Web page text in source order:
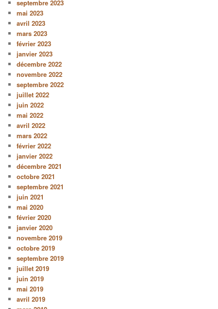
septembre 2023
mai 2023
avril 2023
mars 2023
février 2023
janvier 2023
décembre 2022
novembre 2022
septembre 2022
juillet 2022
juin 2022
mai 2022
avril 2022
mars 2022
février 2022
janvier 2022
décembre 2021
octobre 2021
septembre 2021
juin 2021
mai 2020
février 2020
janvier 2020
novembre 2019
octobre 2019
septembre 2019
juillet 2019
juin 2019
mai 2019
avril 2019